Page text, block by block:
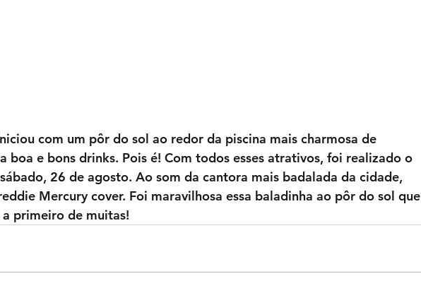
boa e bons drinks. Pois é! Com todos esses atrativos, foi realizado o
26 de agosto. Ao som da cantora mais badalada da cidade,
Mercury cover. Foi maravilhosa essa baladinha ao pôr do sol que
primeiro de muitas!